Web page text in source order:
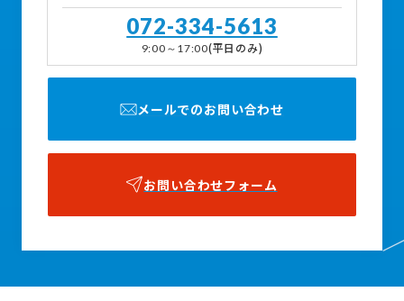
072-334-5613
9:00～17:00(平日のみ)
メールでのお問い合わせ
お問い合わせフォーム